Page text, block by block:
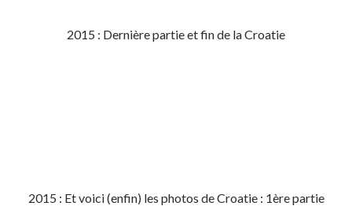
2015 : Dernière partie et fin de la Croatie
2015 : Et voici (enfin) les photos de Croatie : 1ère partie